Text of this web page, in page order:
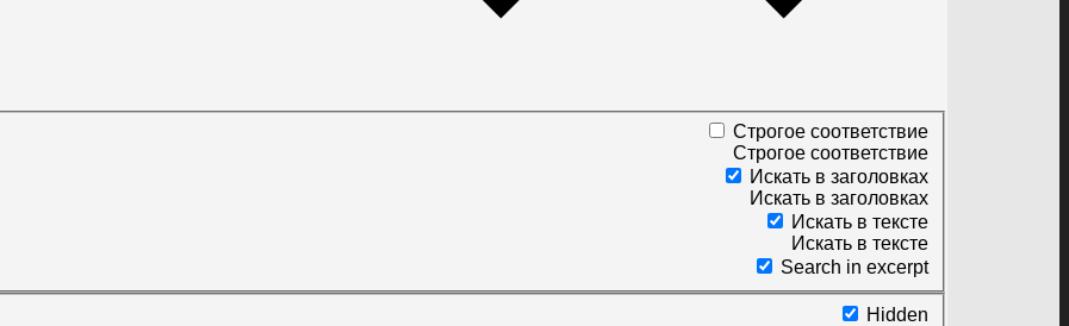
Строгое соответствие
Строгое соответствие
Искать в заголовках
Искать в заголовках
Искать в тексте
Искать в тексте
Search in excerpt
Hidden